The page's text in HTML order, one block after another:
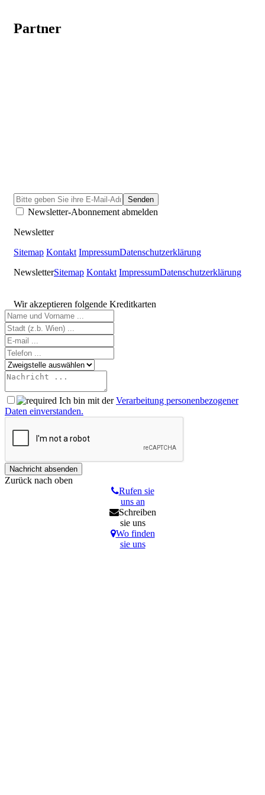
Partner
Newsletter-Abonnement abmelden
Newsletter
Sitemap Kontakt ImpressumDatenschutzerklärung
NewsletterSitemap Kontakt ImpressumDatenschutzerklärung
Wir akzeptieren folgende Kreditkarten
Ich bin mit derVerarbeitung personenbezogener
Daten einverstanden.
Zurück nach oben
Rufen sie
uns an
Schreiben
sie uns
Wo finden
sie uns